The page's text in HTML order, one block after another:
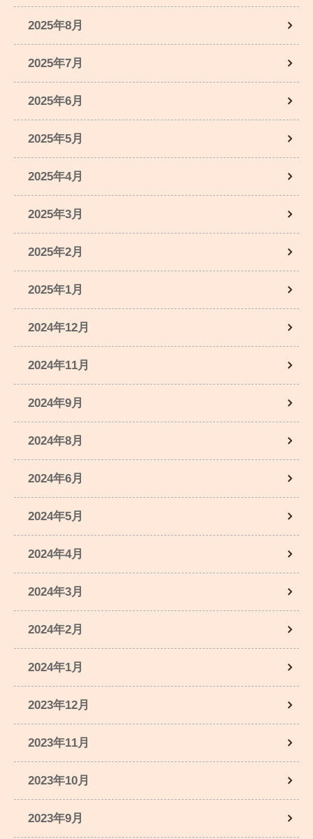
2025年8月
2025年7月
2025年6月
2025年5月
2025年4月
2025年3月
2025年2月
2025年1月
2024年12月
2024年11月
2024年9月
2024年8月
2024年6月
2024年5月
2024年4月
2024年3月
2024年2月
2024年1月
2023年12月
2023年11月
2023年10月
2023年9月